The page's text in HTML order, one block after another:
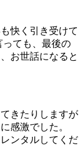
快く引き受けて
ても、 最後の
お世話になると
きたりしますが
感激でした。
ンタルしてくだ